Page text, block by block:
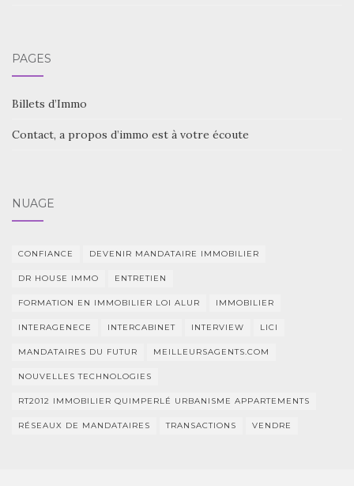
PAGES
Billets d’Immo
Contact, a propos d’immo est à votre écoute
NUAGE
CONFIANCE DEVENIR MANDATAIRE IMMOBILIER
DR HOUSE IMMO ENTRETIEN
FORMATION EN IMMOBILIER LOI ALUR IMMOBILIER
INTERAGENECE INTERCABINET INTERVIEW LICI
MANDATAIRES DU FUTUR MEILLEURSAGENTS.COM
NOUVELLES TECHNOLOGIES
RT2012 IMMOBILIER QUIMPERLÉ URBANISME APPARTEMENTS
RÉSEAUX DE MANDATAIRES TRANSACTIONS VENDRE